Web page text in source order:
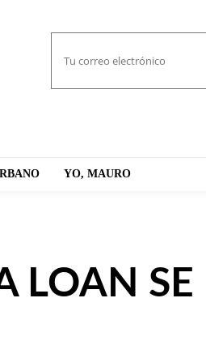
YO, MAURO
LOAN SE